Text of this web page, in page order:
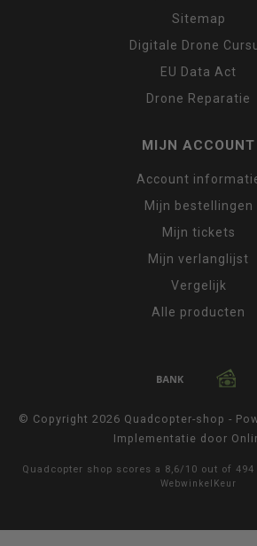
Sitemap
Digitale Drone
EU Data Act
Drone Reparatie
MIJN ACCOUNT
Account
Mijn bestellingen
Mijn tickets
Mijn verlanglijst
Vergelijk
Alle producten
© Copyright 2026 Quadcopter-shop -
Implementatie door
Quadcopter shop scores a 8,6/ 10 out of 494
WebwinkelKeur